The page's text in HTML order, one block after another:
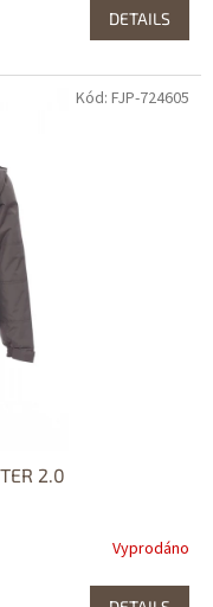
DETAILS
2.0
Vyprodáno
Kód: FJP-724605